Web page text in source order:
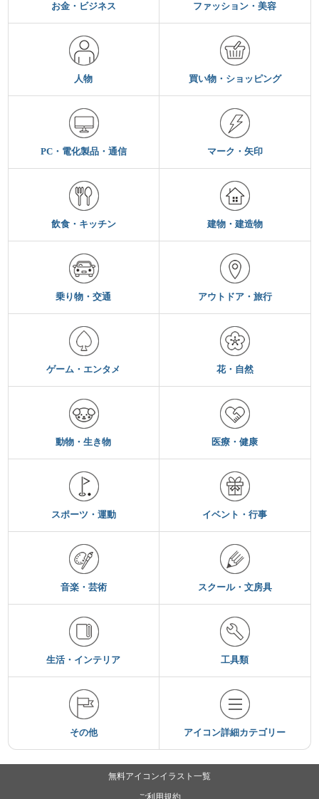
お金・ビジネス ファッション・美容
人物 買い物・ショッピング
PC・電化製品・通信 マーク・矢印
飲食・キッチン 建物・建造物
乗り物・交通 アウトドア・旅行
ゲーム・エンタメ 花・自然
動物・生き物 医療・健康
スポーツ・運動 イベント・行事
音楽・芸術 スクール・文房具
生活・インテリア 工具類
その他 アイコン詳細カテゴリー
無料アイコンイラスト一覧
ご利用規約